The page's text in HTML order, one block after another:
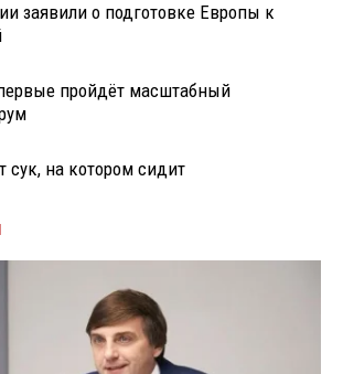
заявили о подготовке Европы к
пройдёт масштабный
сук, на котором сидит